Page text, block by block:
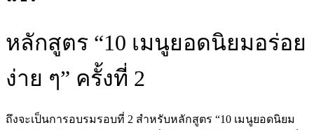
หลักสูตร “10 เมนูยอดนิยมอร่อย
ง่าย ๆ” ครั้งที่ 2
ถึงจะเป็นการอบรมรอบที่ 2 สำหรับหลักสูตร “10 เมนูยอดนิยม